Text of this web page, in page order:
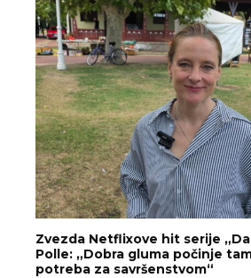
Zvezda Netflixove hit serije
Polle: „Dobra gluma počinje
potreba za savršenstvom“